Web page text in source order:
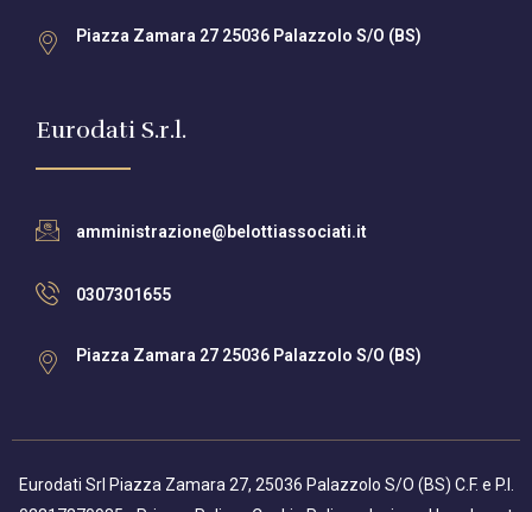
Piazza Zamara 27 25036 Palazzolo S/O (BS)
Eurodati S.r.l.
amministrazione@belottiassociati.it
0307301655
Piazza Zamara 27 25036 Palazzolo S/O (BS)
Eurodati Srl Piazza Zamara 27, 25036 Palazzolo S/O (BS) C.F. e P.I.